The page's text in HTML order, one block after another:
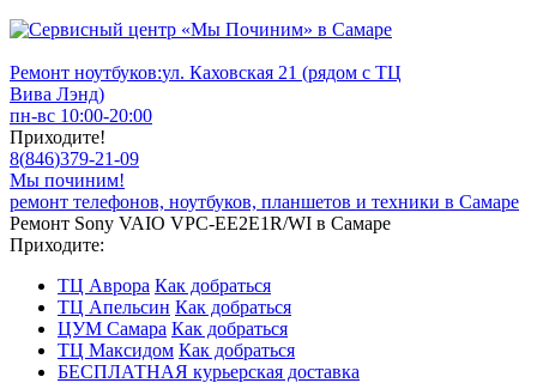
Ремонт ноутбуков:ул. Каховская 21 (рядом с ТЦ
Вива Лэнд)
пн-вс 10:00-20:00
Приходите!
8(846)379-21-09
Мы починим!
ремонт телефонов, ноутбуков, планшетов и техники в Самаре
Ремонт Sony VAIO VPC-EE2E1R/WI в Самаре
Приходите:
ТЦ Аврора Как добраться
ТЦ Апельсин Как добраться
ЦУМ Самара Как добраться
ТЦ Максидом Как добраться
БЕСПЛАТНАЯ курьерская доставка